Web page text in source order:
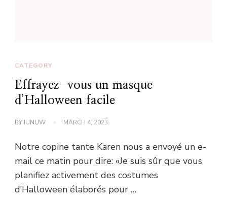
CATEGORY
Effrayez-vous un masque
d’Halloween facile
BY IUNUW MARCH 4, 2023
Notre copine tante Karen nous a envoyé un e-
mail ce matin pour dire: «Je suis sûr que vous
planifiez activement des costumes
d’Halloween élaborés pour …